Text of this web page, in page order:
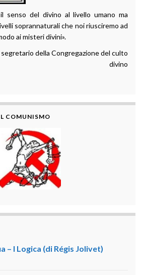
senso del divino al livello umano ma
soprannaturali che noi riusciremo ad
ai misteri divini».
segretario della Congregazione del culto
divino
COMUNISMO
I Logica (di Régis Jolivet)